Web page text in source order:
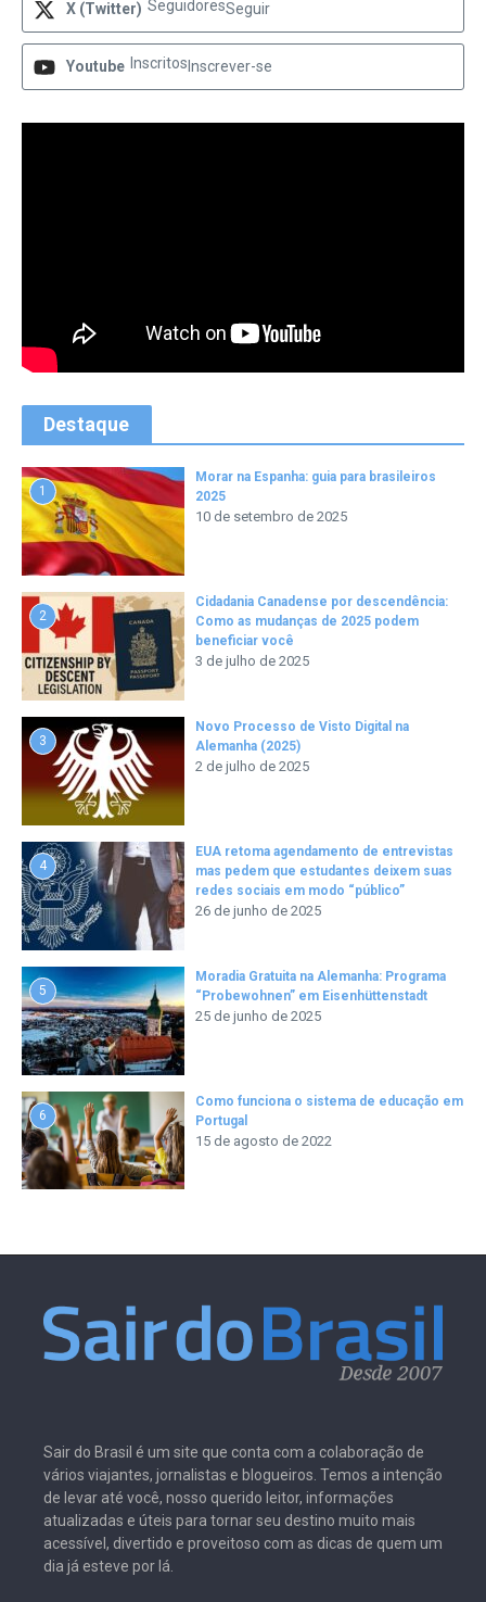
X (Twitter) SeguidoresSeguir
Youtube Inscritos Inscrever-se
Destaque
1
Morar na Espanha: guia para brasileiros
2025
10 de setembro de 2025
2
Cidadania Canadense por descendência:
Como as mudanças de 2025 podem
beneficiar você
3 de julho de 2025
3
Novo Processo de Visto Digital na
Alemanha (2025)
2 de julho de 2025
4
EUA retoma agendamento de entrevistas
mas pedem que estudantes deixem suas
redes sociais em modo “público”
26 de junho de 2025
5
Moradia Gratuita na Alemanha: Programa
“Probewohnen” em Eisenhüttenstadt
25 de junho de 2025
6
Como funciona o sistema de educação em
Portugal
15 de agosto de 2022
Sair do Brasil é um site que conta com a colaboração de
vários viajantes, jornalistas e blogueiros. Temos a intenção
de levar até você, nosso querido leitor, informações
atualizadas e úteis para tornar seu destino muito mais
acessível, divertido e proveitoso com as dicas de quem um
dia já esteve por lá.